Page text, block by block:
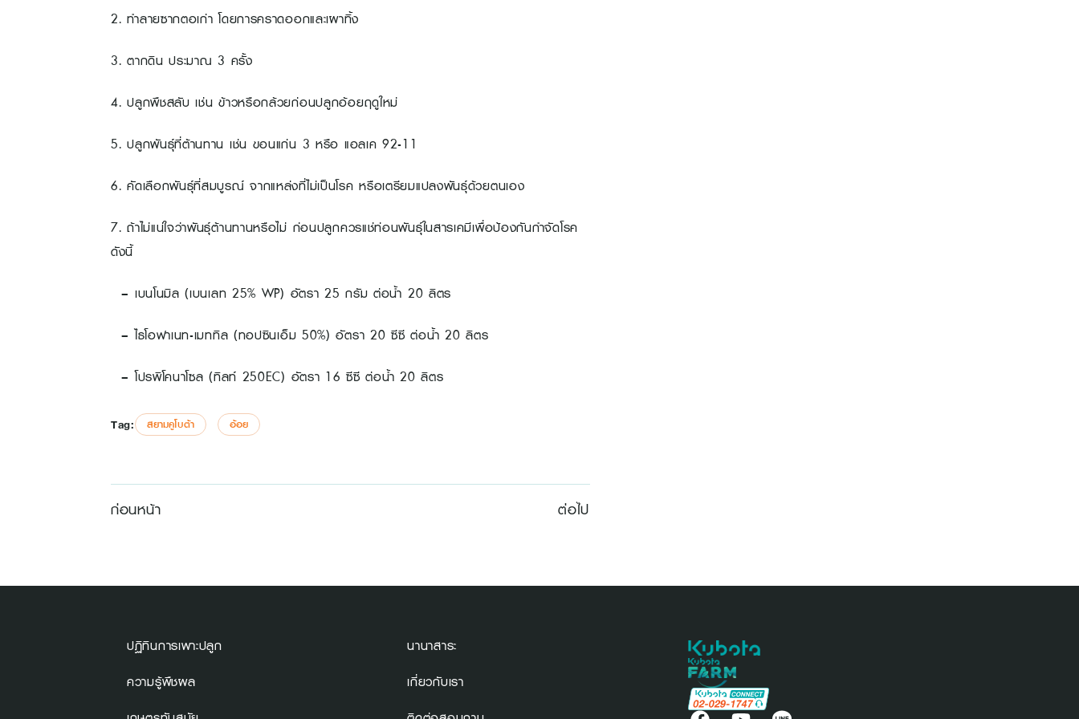
2. ทำลายซากตอเก่า โดยการคราดออกและเผาทิ้ง
3. ตากดิน ประมาณ 3 ครั้ง
4. ปลูกพืชสลับ เช่น ข้าวหรือกล้วยก่อนปลูกอ้อยฤดูใหม่
5. ปลูกพันธุ์ที่ต้านทาน เช่น ขอนแก่น 3 หรือ แอลเค 92-11
6. คัดเลือกพันธุ์ที่สมบูรณ์ จากแหล่งที่ไม่เป็นโรค หรือเตรียมแปลงพันธุ์ด้วยตนเอง
7. ถ้าไม่แน่ใจว่าพันธุ์ต้านทานหรือไม่ ก่อนปลูกควรแช่ท่อนพันธุ์ในสารเคมีเพื่อป้องกันกำจัดโรค
ดังนี้
– เบนโนมิล (เบนเลท 25% WP) อัตรา 25 กรัม ต่อน้ำ 20 ลิตร
– ไธโอฟาเนท-เมททิล (ทอปซินเอ็ม 50%) อัตรา 20 ซีซี ต่อน้ำ 20 ลิตร
– โปรพิโคนาโซล (ทิลท์ 250EC) อัตรา 16 ซีซี ต่อน้ำ 20 ลิตร
Tag: สยามคูโบต้า อ้อย
ก่อนหน้า ต่อไป
ปฏิทินการเพาะปลูก
ความรู้พืชผล
นานาสาระ
เกี่ยวกับเรา